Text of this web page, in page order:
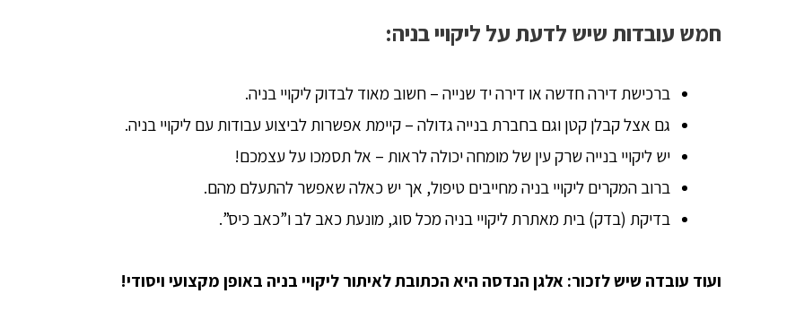
חמש עובדות שיש לדעת על ליקויי בניה:
ברכישת דירה חדשה או דירה יד שנייה – חשוב מאוד לבדוק ליקויי בניה.
גם אצל קבלן קטן וגם בחברת בנייה גדולה – קיימת אפשרות לביצוע עבודות עם ליקויי בניה.
יש ליקויי בנייה שרק עין של מומחה יכולה לראות – אל תסמכו על עצמכם!
ברוב המקרים ליקויי בניה מחייבים טיפול, אך יש כאלה שאפשר להתעלם מהם.
בדיקת (בדק) בית מאתרת ליקויי בניה מכל סוג, מונעת כאב לב ו”כאב כיס”.
ועוד עובדה שיש לזכור: אלגן הנדסה היא הכתובת לאיתור ליקויי בניה באופן מקצועי ויסודי!